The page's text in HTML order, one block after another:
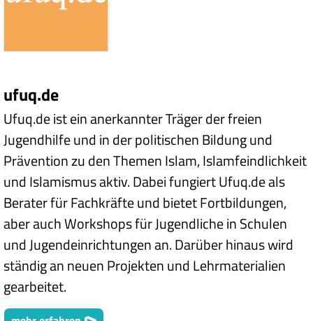
ufuq.de
Ufuq.de ist ein anerkannter Träger der freien
Jugendhilfe und in der politischen Bildung und
Prävention zu den Themen Islam, Islamfeindlichkeit
und Islamismus aktiv. Dabei fungiert Ufuq.de als
Berater für Fachkräfte und bietet Fortbildungen,
aber auch Workshops für Jugendliche in Schulen
und Jugendeinrichtungen an. Darüber hinaus wird
ständig an neuen Projekten und Lehrmaterialien
gearbeitet.